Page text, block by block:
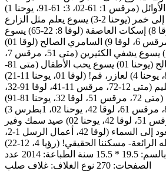
يسوع يدعو التلاميذ الأوائل (مرقس 1: 61-02، 3: 61-91، يوحنا 1)
يسوع يحول الماء إلى خمر (يوحنا 2-3) يسوع يعلم مثل الزارع
(مرقس 4؛ متى13، لوقا 8) إسكات العاصفة (لوقا 8: 22-65) يسوع
يطعم الآلاف (متى 41، مرقس 6، لوقا 9) السامري الصالح (لوقا 01)
كان ضالا فوجد! (لوقا 51) يسوع يشفي الكثيرين (متى 51، مرقس 7،
لوقا 71-81) الراعي الصالح (يوحنا 01) يسوع يحب الأطفال (متى 81-
91، مرقس 9-01، لوقا 81، يوحنا 4) لعازر، قم! (لوقا 01، يوحنا 11-21)
آخر أيام يسوع في أورشليم (متى 12-72، مرقس 11-41، لوقا 91-32،
يوحنا 21-81) موت يسوع (متى 72، مرقس 51، لوقا 32، يوحنا 81-91)
قيامة يسوع (متى 82، مرقس 61، لوقا 42، يوحنا 02، 1بطرس 3)
يسوع يظهر لتلاميذه (مرقس 51، لوقا 42، يوحنا 02) صيد سمك وفير
(يوحنا 12) يسوع يعود إلى السماء (لوقا 42، أعمال الرسل 1-2،
1كورنثوس 51) مدينة الله الرائعة- مسكننا الحقيقي! (رؤيا 4، 12-22)
قانون الإيمان الابعاد بالسم: 19.5 * 15.5 سنة الطباعة: 2014 عدد
الصفحات: 270 نوع الغلاف: غلاف صلب